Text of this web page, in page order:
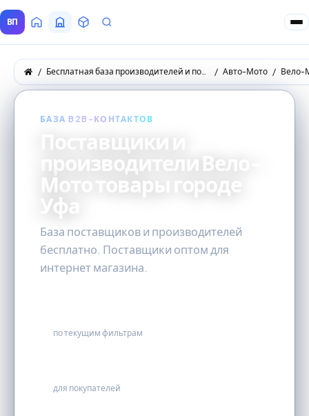
ВП ГлавнаяВсе Поставщики
ТоварыЗапросы покупателей
Бесплатная база производителей и поставщиков товаров оптом Авто-Мото Вело-
БАЗА B2B-КОНТАКТОВ
Поставщики и
производители Вело-
Мото товары городе
Уфа
База поставщиков и производителей
бесплатно. Поставщики оптом для
интернет магазина.
по текущим фильтрам
для покупателей